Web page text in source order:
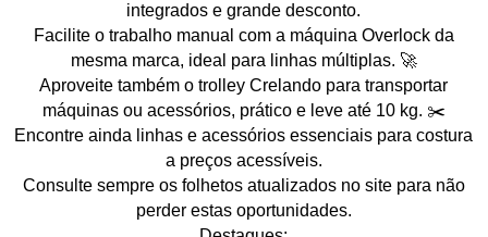
integrados e grande desconto.
Facilite o trabalho manual com a máquina Overlock da
mesma marca, ideal para linhas múltiplas. 🚀
Aproveite também o trolley Crelando para transportar
máquinas ou acessórios, prático e leve até 10 kg. ✂️
Encontre ainda linhas e acessórios essenciais para costura
a preços acessíveis.
Consulte sempre os folhetos atualizados no site para não
perder estas oportunidades.